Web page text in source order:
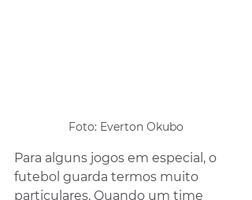
Foto: Everton Okubo
Para alguns jogos em especial, o
futebol guarda termos muito
particulares. Quando um time